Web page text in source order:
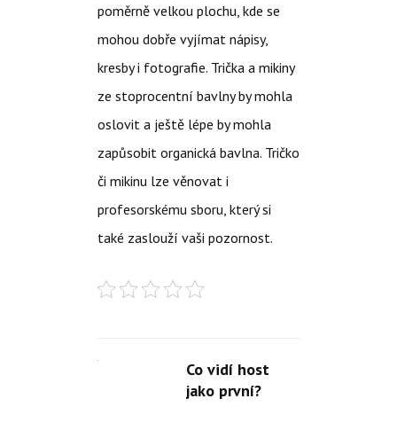
poměrně velkou plochu, kde se
mohou dobře vyjímat nápisy,
kresby i fotografie. Trička a mikiny
ze stoprocentní bavlny by mohla
oslovit a ještě lépe by mohla
zapůsobit organická bavlna. Tričko
či mikinu lze věnovat i
profesorskému sboru, který si
také zaslouží vaši pozornost.
Co vidí host
jako první?